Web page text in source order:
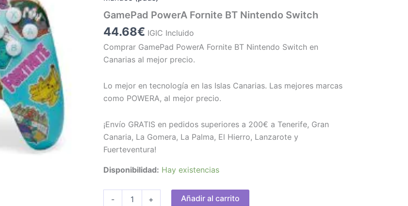
GamePad PowerA Fornite BT Nintendo Switch
44.68€ IGIC Incluido
Comprar GamePad PowerA Fornite BT Nintendo Switch en
Canarias al mejor precio.
Lo mejor en tecnología en las Islas Canarias. Las mejores marcas
como POWERA, al mejor precio.
¡Envío GRATIS en pedidos superiores a 200€ a Tenerife, Gran
Canaria, La Gomera, La Palma, El Hierro, Lanzarote y
Fuerteventura!
Disponibilidad: Hay existencias
- + Añadir al carrito